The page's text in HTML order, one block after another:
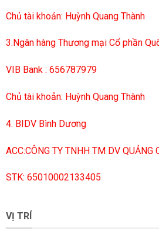
Chủ tài khoản: Huỳnh Quang Thành
3.Ngân hàng Thương mại Cổ phần
VIB Bank : 656787979
Chủ tài khoản: Huỳnh Quang Thành
4. BIDV Bình Dương
ACC:CÔNG TY TNHH TM DV QUẢNG
STK: 65010002133405
VỊ TRÍ